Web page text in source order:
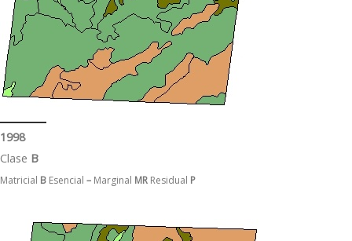
1998
Clase B
Matricial B Esencial – Marginal MR Residual P